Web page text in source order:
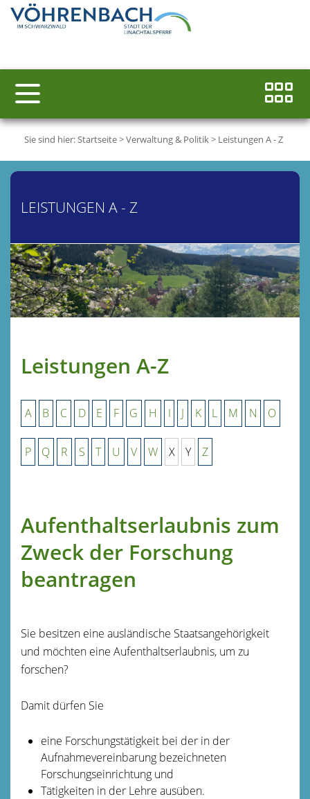
Sie sind hier:Startseite>Verwaltung & Politik> Leistungen A - Z
LEISTUNGEN A - Z
Leistungen A-Z
A B C D E F G H I J K L M N O
P Q R S T U V W X Y Z
Aufenthaltserlaubnis zum
Zweck der Forschung
beantragen
Sie besitzen eine ausländische Staatsangehörigkeit
und möchten eine Aufenthaltserlaubnis, um zu
forschen?
Damit dürfen Sie
eine Forschungstätigkeit bei der in der
Aufnahmevereinbarung bezeichneten
Forschungseinrichtung und
Tätigkeiten in der Lehre ausüben.